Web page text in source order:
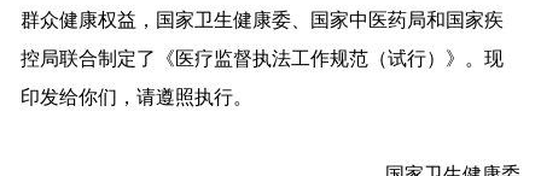
群众健康权益，国家卫生健康委、国家中医药局和国家疾
控局联合制定了《医疗监督执法工作规范（试行）》。现
印发给你们，请遵照执行。